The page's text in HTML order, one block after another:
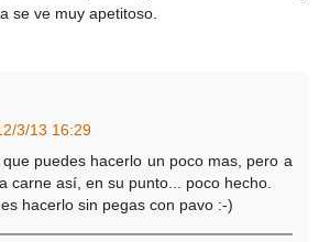
se ve muy apetitoso.
3/13 16:29
puedes hacerlo un poco mas, pero a
carne así, en su punto... poco hecho.
hacerlo sin pegas con pavo :-)